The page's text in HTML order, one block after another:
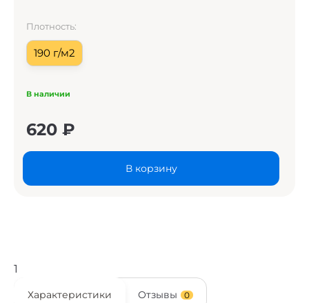
Плотность:
190 г/м2
В наличии
620 ₽
В корзину
1
Характеристики Отзывы 0